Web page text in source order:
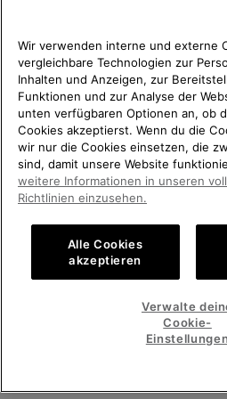
Deutschland
©2026SOREL. Alle Rechte vorbehalten.
Datenschutz Nutzungsbedingungen
Allgemeine Verkaufsbedingungen
Impressum Public CBCR
Kundenservice: Mo- Fr. 9:00 - 13:00 & 14:00-
WILLKOMMEN
BITTE
Online-
Deutschland
ALLE LÄNDER
Wir verwenden interne und externe
vergleichbare Technologien zur
Inhalten und Anzeigen, zur
Funktionen und zur Analyse der
unten verfügbaren Optionen an, ob
Cookies akzeptierst. Wenn du die
wir nur die Cookies einsetzen, die
sind, damit unsere Website
weitere Informationen in unseren
Richtlinien einzusehen.
Alle Cookies
akzeptieren
Verwalte
Cookie-
Einstellungen